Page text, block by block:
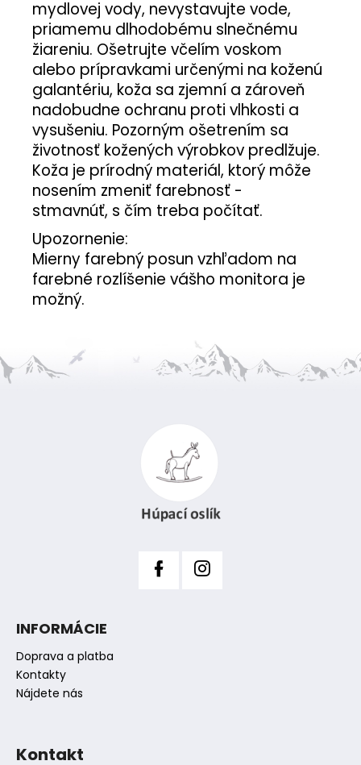
mydlovej vody, nevystavujte vode,
priamemu dlhodobému slnečnému
žiareniu. Ošetrujte včelím voskom
alebo prípravkami určenými na koženú
galantériu, koža sa zjemní a zároveň
nadobudne ochranu proti vlhkosti a
vysušeniu. Pozorným ošetrením sa
životnosť kožených výrobkov predlžuje.
Koža je prírodný materiál, ktorý môže
nosením zmeniť farebnosť -
stmavnúť, s čím treba počítať.
Upozornenie:
Mierny farebný posun vzhľadom na
farebné rozlíšenie vášho monitora je
možný.
INFORMÁCIE
Doprava a platba
Kontakty
Nájdete nás
Kontakt